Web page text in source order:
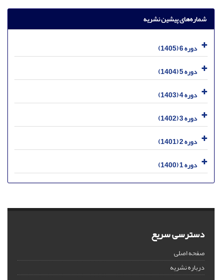
شماره‌های پیشین نشریه
دوره 6 (1405)
دوره 5 (1404)
دوره 4 (1403)
دوره 3 (1402)
دوره 2 (1401)
دوره 1 (1400)
دسترسی سریع
صفحه اصلی
درباره نشریه